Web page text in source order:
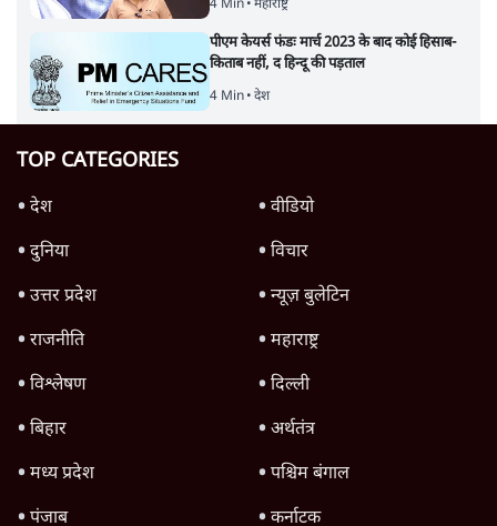
बड़ी साज़िश'- रोहित पवार का आरोप
TOP CATEGORIES
देश
वीडियो
दुनिया
विचार
उत्तर प्रदेश
न्यूज़ बुलेटिन
राजनीति
महाराष्ट्र
विश्लेषण
दिल्ली
बिहार
अर्थतंत्र